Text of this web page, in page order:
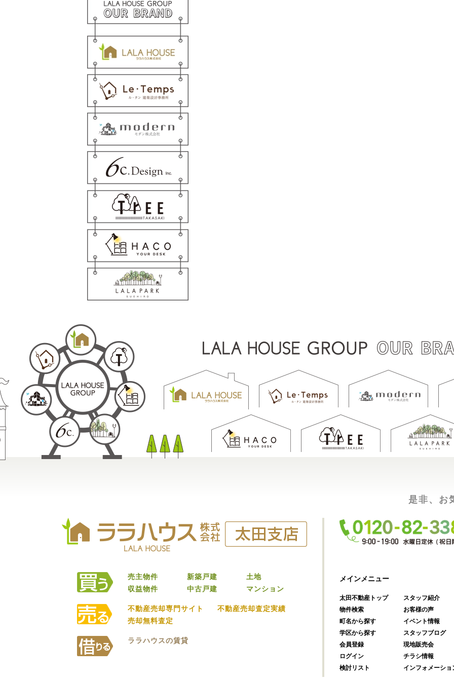
売主物件 新築戸建
土地
収益物件
中古戸建 マンション
不動産売却専門サイト
不動産売却査定実績
売却無料査定
ララハウスの賃貸
是非、お
メインメニュー
太田不動産トップ
物件検索
町名から探す
学区から探す
会員登録
ログイン
検討リスト
スタッフ紹介
お客様の声
イベント情報
スタッフブログ
現地販売会
チラシ情報
インフォメーショ